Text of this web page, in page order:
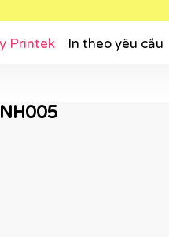
Printek In theo yêu cầu